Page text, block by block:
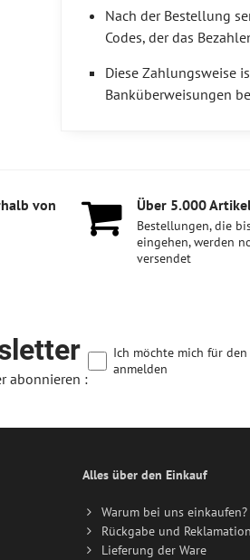
Nach der Bestellung
Codes, der das
Diese Zahlungsweise
Banküberweisungen
von
Über 5​.000
Bestellungen, die
eingehen, werden
versendet
abonnieren :
Ich möchte mich für
anmelden
Alles über den Einkauf
Warum bei uns einkaufen?
Rückgabe und
Lieferung der Ware